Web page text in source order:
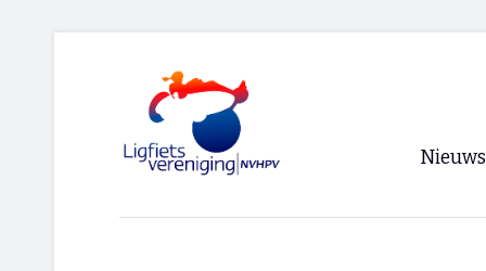
Nieuws